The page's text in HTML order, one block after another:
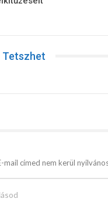
Tetszhet
mail címed nem kerül